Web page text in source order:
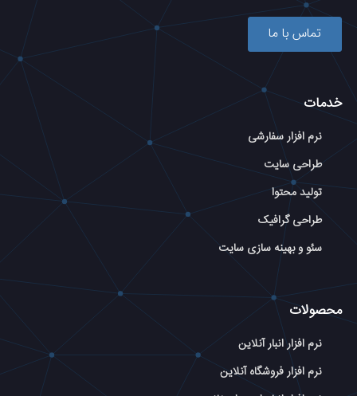
تماس با ما
خدمات
نرم افزار سفارشی
طراحی سایت
تولید محتوا
طراحی گرافیک
سئو و بهینه سازی سایت
محصولات
نرم افزار انبار آنلاین
نرم افزار فروشگاه آنلاین